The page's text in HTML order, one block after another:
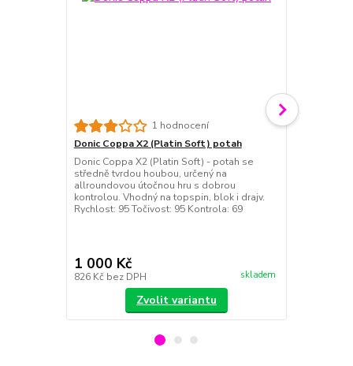
1 hodnocení
Donic Coppa X2 (Platin Soft) potah
Donic Coppa X2 (Platin Soft) - potah se
středně tvrdou houbou, určený na
allroundovou útočnou hru s dobrou
kontrolou. Vhodný na topspin, blok i drajv.
Rychlost: 95 Točivost: 95 Kontrola: 69
1 000 Kč
826 Kč bez DPH skladem
Zvolit variantu